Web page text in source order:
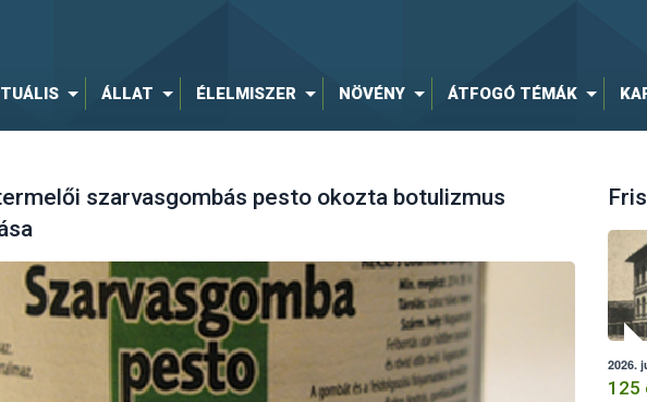
ÁLLAT ÉLELMISZER NÖVÉNY ÁTFOGÓ TÉMÁK
szarvasgombás pesto okozta botulizmus
2026.
125